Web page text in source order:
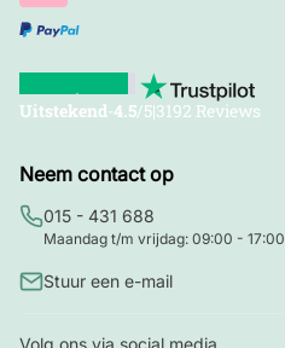
Uitstekend-4.5/5|3192 Reviews
Neem contact op
015 - 431 688
Maandag t/m vrijdag: 09:00 - 17:00
Stuur een e-mail
Volg ons via social media